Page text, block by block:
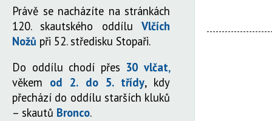
Právě se nacházíte na stránkách
120. skautského oddílu Vlčích
Nožů při 52. středisku Stopaři.
Do oddílu chodí přes 30 vlčat,
věkem od 2. do 5. třídy, kdy
přechází do oddílu starších kluků
– skautů Bronco.